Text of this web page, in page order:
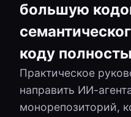
большую
коду
Практическое
направить ИИ-
монорепозиторий,